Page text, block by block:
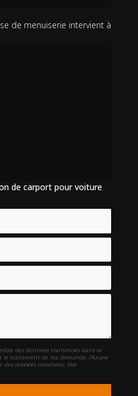
de menuiserie intervient à
de carport pour voiture
des données transmises dans ce
le traitement de ma demande.(Aucune
données conservées. Voir